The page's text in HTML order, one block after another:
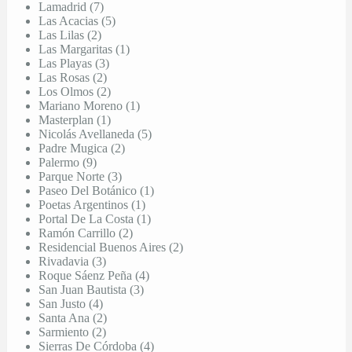
Lamadrid (7)
Las Acacias (5)
Las Lilas (2)
Las Margaritas (1)
Las Playas (3)
Las Rosas (2)
Los Olmos (2)
Mariano Moreno (1)
Masterplan (1)
Nicolás Avellaneda (5)
Padre Mugica (2)
Palermo (9)
Parque Norte (3)
Paseo Del Botánico (1)
Poetas Argentinos (1)
Portal De La Costa (1)
Ramón Carrillo (2)
Residencial Buenos Aires (2)
Rivadavia (3)
Roque Sáenz Peña (4)
San Juan Bautista (3)
San Justo (4)
Santa Ana (2)
Sarmiento (2)
Sierras De Córdoba (4)